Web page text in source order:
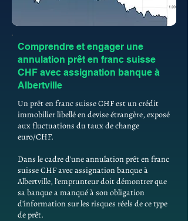
Comprendre et engager une
annulation prêt en franc suisse
CHF avec assignation banque à
Albertville
Un prêt en franc suisse CHF est un crédit
immobilier libellé en devise étrangère, exposé
aux fluctuations du taux de change
euro/CHF.
Dans le cadre d'une annulation prêt en franc
suisse CHF avec assignation banque à
Albertville, l'emprunteur doit démontrer que
sa banque a manqué à son obligation
d'information sur les risques réels de ce type
de prêt.